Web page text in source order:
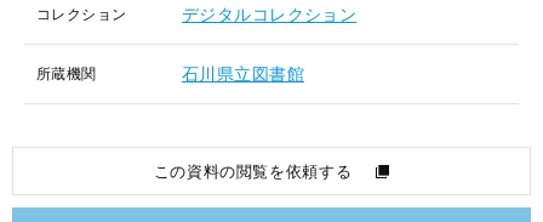
コレクション デジタルコレクション
所蔵機関 石川県立図書館
この資料の閲覧を依頼する